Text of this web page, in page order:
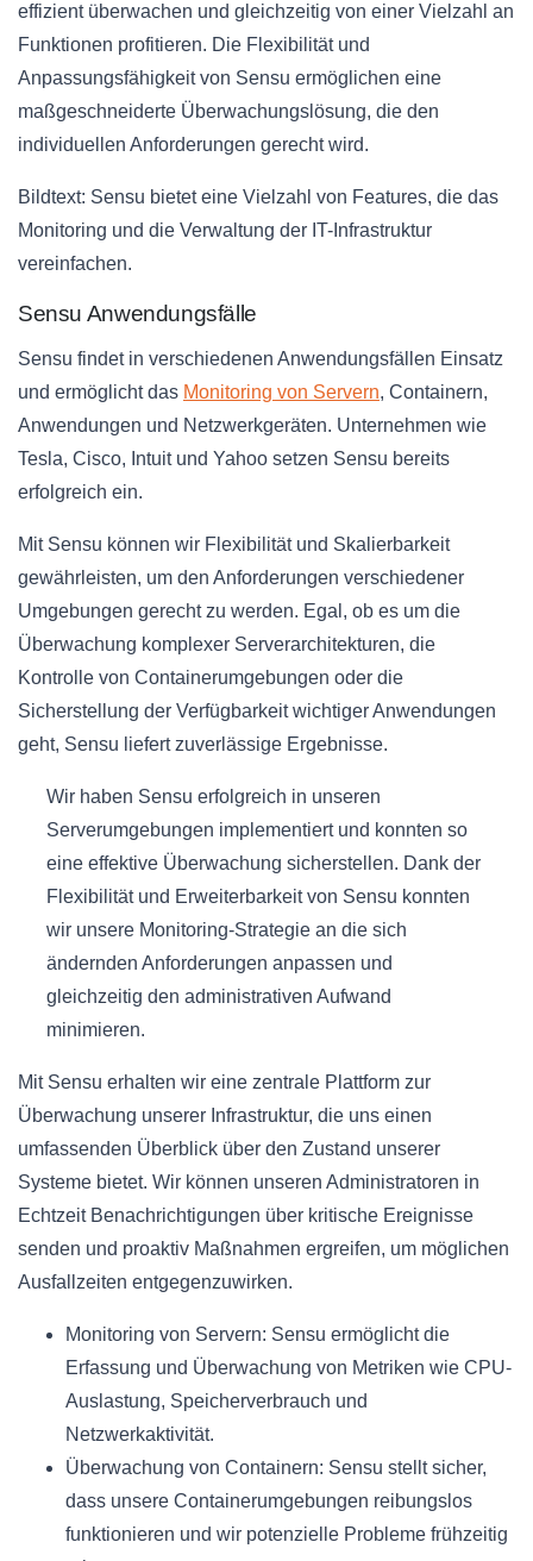
effizient überwachen und gleichzeitig von einer Vielzahl an
Funktionen profitieren. Die Flexibilität und
Anpassungsfähigkeit von Sensu ermöglichen eine
maßgeschneiderte Überwachungslösung, die den
individuellen Anforderungen gerecht wird.
Bildtext: Sensu bietet eine Vielzahl von Features, die das
Monitoring und die Verwaltung der IT-Infrastruktur
vereinfachen.
Sensu Anwendungsfälle
Sensu findet in verschiedenen Anwendungsfällen Einsatz
und ermöglicht das Monitoring von Servern, Containern,
Anwendungen und Netzwerkgeräten. Unternehmen wie
Tesla, Cisco, Intuit und Yahoo setzen Sensu bereits
erfolgreich ein.
Mit Sensu können wir Flexibilität und Skalierbarkeit
gewährleisten, um den Anforderungen verschiedener
Umgebungen gerecht zu werden. Egal, ob es um die
Überwachung komplexer Serverarchitekturen, die
Kontrolle von Containerumgebungen oder die
Sicherstellung der Verfügbarkeit wichtiger Anwendungen
geht, Sensu liefert zuverlässige Ergebnisse.
Wir haben Sensu erfolgreich in unseren
Serverumgebungen implementiert und konnten so
eine effektive Überwachung sicherstellen. Dank der
Flexibilität und Erweiterbarkeit von Sensu konnten
wir unsere Monitoring-Strategie an die sich
ändernden Anforderungen anpassen und
gleichzeitig den administrativen Aufwand
minimieren.
Mit Sensu erhalten wir eine zentrale Plattform zur
Überwachung unserer Infrastruktur, die uns einen
umfassenden Überblick über den Zustand unserer
Systeme bietet. Wir können unseren Administratoren in
Echtzeit Benachrichtigungen über kritische Ereignisse
senden und proaktiv Maßnahmen ergreifen, um möglichen
Ausfallzeiten entgegenzuwirken.
Monitoring von Servern: Sensu ermöglicht die
Erfassung und Überwachung von Metriken wie CPU-
Auslastung, Speicherverbrauch und
Netzwerkaktivität.
Überwachung von Containern: Sensu stellt sicher,
dass unsere Containerumgebungen reibungslos
funktionieren und wir potenzielle Probleme frühzeitig